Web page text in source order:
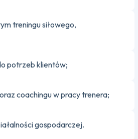
treningu siłowego,
potrzeb klientów;
coachingu w pracy trenera;
gospodarczej.